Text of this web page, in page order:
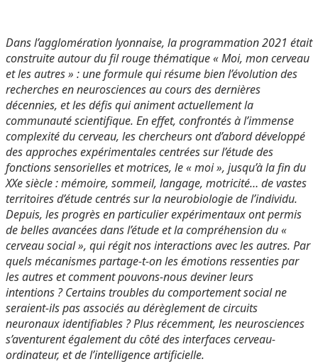
Dans l’agglomération lyonnaise, la programmation 2021 était
construite autour du fil rouge thématique « Moi, mon cerveau
et les autres » : une formule qui résume bien l’évolution des
recherches en neurosciences au cours des dernières
décennies, et les défis qui animent actuellement la
communauté scientifique. En effet, confrontés à l’immense
complexité du cerveau, les chercheurs ont d’abord développé
des approches expérimentales centrées sur l’étude des
fonctions sensorielles et motrices, le « moi », jusqu’à la fin du
XXe siècle : mémoire, sommeil, langage, motricité… de vastes
territoires d’étude centrés sur la neurobiologie de l’individu.
Depuis, les progrès en particulier expérimentaux ont permis
de belles avancées dans l’étude et la compréhension du «
cerveau social », qui régit nos interactions avec les autres. Par
quels mécanismes partage-t-on les émotions ressenties par
les autres et comment pouvons-nous deviner leurs
intentions ? Certains troubles du comportement social ne
seraient-ils pas associés au dérèglement de circuits
neuronaux identifiables ? Plus récemment, les neurosciences
s’aventurent également du côté des interfaces cerveau-
ordinateur, et de l’intelligence artificielle.